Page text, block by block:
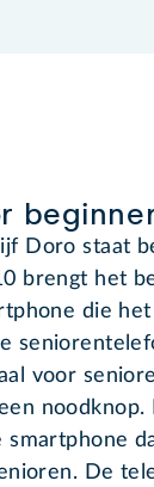
Doro staat
brengt het
die
voor
De